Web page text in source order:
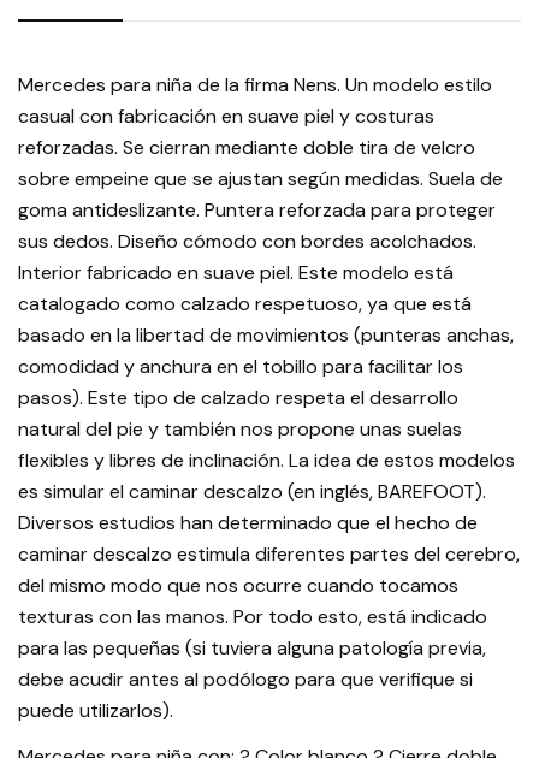
Mercedes para niña de la firma Nens. Un modelo estilo
casual con fabricación en suave piel y costuras
reforzadas. Se cierran mediante doble tira de velcro
sobre empeine que se ajustan según medidas. Suela de
goma antideslizante. Puntera reforzada para proteger
sus dedos. Diseño cómodo con bordes acolchados.
Interior fabricado en suave piel. Este modelo está
catalogado como calzado respetuoso, ya que está
basado en la libertad de movimientos (punteras anchas,
comodidad y anchura en el tobillo para facilitar los
pasos). Este tipo de calzado respeta el desarrollo
natural del pie y también nos propone unas suelas
flexibles y libres de inclinación. La idea de estos modelos
es simular el caminar descalzo (en inglés, BAREFOOT).
Diversos estudios han determinado que el hecho de
caminar descalzo estimula diferentes partes del cerebro,
del mismo modo que nos ocurre cuando tocamos
texturas con las manos. Por todo esto, está indicado
para las pequeñas (si tuviera alguna patología previa,
debe acudir antes al podólogo para que verifique si
puede utilizarlos).